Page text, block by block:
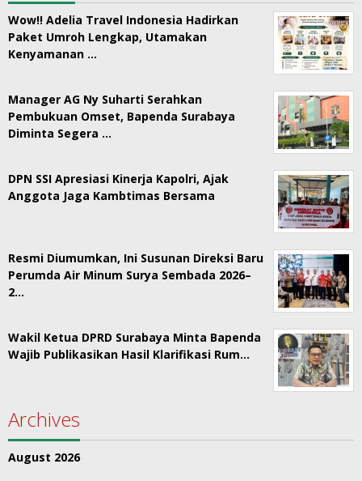
Wow!! Adelia Travel Indonesia Hadirkan
Paket Umroh Lengkap, Utamakan
Kenyamanan …
Manager AG Ny Suharti Serahkan
Pembukuan Omset, Bapenda Surabaya
Diminta Segera …
DPN SSI Apresiasi Kinerja Kapolri, Ajak
Anggota Jaga Kambtimas Bersama
Resmi Diumumkan, Ini Susunan Direksi Baru
Perumda Air Minum Surya Sembada 2026–
2…
Wakil Ketua DPRD Surabaya Minta Bapenda
Wajib Publikasikan Hasil Klarifikasi Rum…
Archives
August 2026